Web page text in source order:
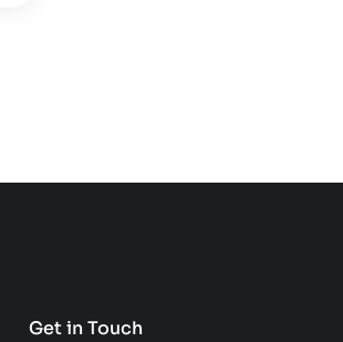
Get in Touch